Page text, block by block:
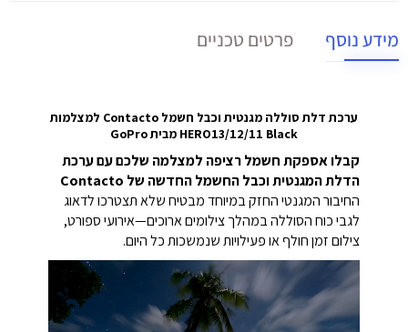
מידע נוסף פרטים טכניים
ערכת דלת סוללה מגנטית וכבל חשמל Contacto למצלמות
HERO13/12/11 Black מבית GoPro
קבלו אספקת חשמל רציפה למצלמה שלכם עם ערכת
הדלת המגנטית וכבל החשמל החדשה של Contacto
החיבור המגנטי החזק במיוחד מבטיח שלא תצטרכו לדאוג
לגבי כוח הסוללה במהלך צילומים ארוכים—אירועי ספורט,
צילום זמן חולף או פעילויות שנמשכות כל היום.